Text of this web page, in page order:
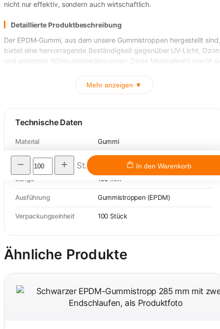
nicht nur effektiv, sondern auch wirtschaftlich.
Detaillierte Produktbeschreibung
Der EPDM-Gummi, aus dem unsere Gummistroppen hergestellt sind,
bietet eine hervorragende Beständigkeit gegenüber UV-Licht, Ozon
und extremen Witterungsbedingungen. Diese Materialwahl macht
Mehr anzeigen ▼
Technische Daten
Material Gummi
Farbe / Optik
Länge 190 mm
Ausführung Gummistroppen (EPDM)
Verpackungseinheit 100 Stück
Ähnliche Produkte
St. In den Warenkorb